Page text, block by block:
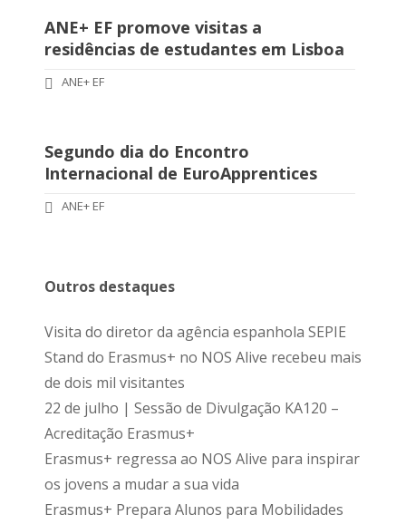
ANE+ EF promove visitas a
residências de estudantes em Lisboa
ANE+ EF
Segundo dia do Encontro
Internacional de EuroApprentices
ANE+ EF
Outros destaques
Visita do diretor da agência espanhola SEPIE
Stand do Erasmus+ no NOS Alive recebeu mais
de dois mil visitantes
22 de julho | Sessão de Divulgação KA120 –
Acreditação Erasmus+
Erasmus+ regressa ao NOS Alive para inspirar
os jovens a mudar a sua vida
Erasmus+ Prepara Alunos para Mobilidades